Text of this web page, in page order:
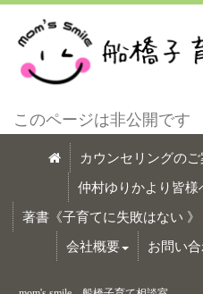
このページは非公開です
カウンセリングのご
仲村ゆりかより皆様
著書《子育てに失敗はない 》
会社概要 お問い